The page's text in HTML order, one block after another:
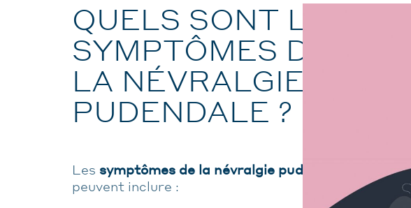
QUELS SONT LES
SYMPTÔMES DE
LA NÉVRALGIE
PUDENDALE ?
Les symptômes de la névralgie pudendale
peuvent inclure :